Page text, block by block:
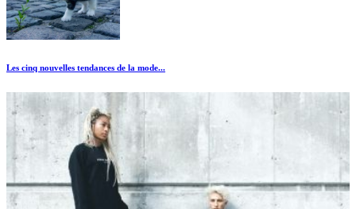
Les cinq nouvelles tendances de la mode...